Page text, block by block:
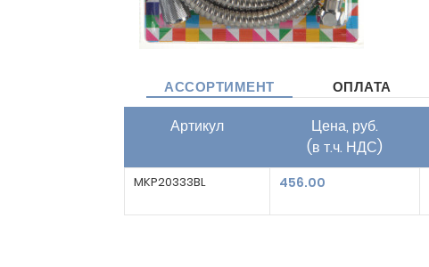
АССОРТИМЕНТ ОПЛАТА
Артикул
Цена, руб.
(в т.ч. НДС)
MKP20333BL 456.00